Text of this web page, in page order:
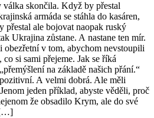
skončila. Když by přestal
armáda se stáhla do kasáren,
ale bojovat naopak ruský
Ukrajina zůstane. A nastane ten mír.
v tom, abychom nevstoupili
si sami přejeme. Jak se říká
na základě našich přání.“
A velmi dobrá. Ale měli
jeden příklad, abyste věděli, proč
že obsadilo Krym, ale do své
[…]